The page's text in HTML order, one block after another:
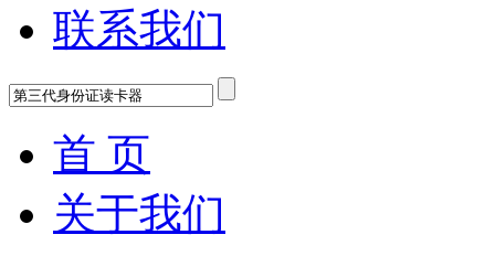
联系我们
首 页
关于我们